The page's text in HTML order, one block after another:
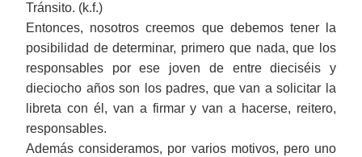
Tránsito. (k.f.)
Entonces, nosotros creemos que debemos tener la
posibilidad de determinar, primero que nada, que los
responsables por ese joven de entre dieciséis y
dieciocho años son los padres, que van a solicitar la
libreta con él, van a firmar y van a hacerse, reitero,
responsables.
Además consideramos, por varios motivos, pero uno